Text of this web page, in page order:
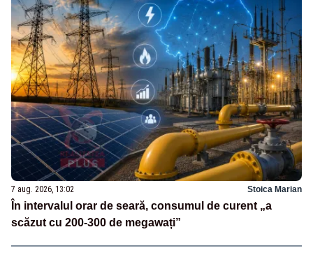
7 aug. 2026, 13:02 Stoica Marian
În intervalul orar de seară, consumul de curent „a
scăzut cu 200-300 de megawați”